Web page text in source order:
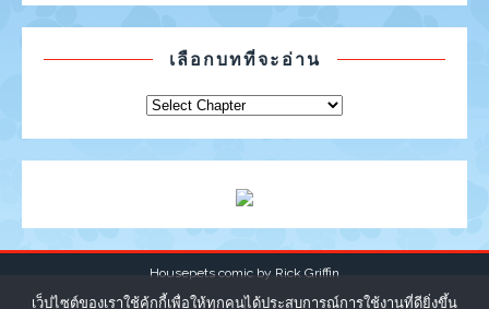
เลือกบทที่จะอ่าน
Housepets comic by Rick Griffin
|
เว็ปไซต์ของเราใช้คุ้กกี้เพื่อให้ทุกคนได้ประสบการณ์การใช้งานที่ดียิ่งขึ้น